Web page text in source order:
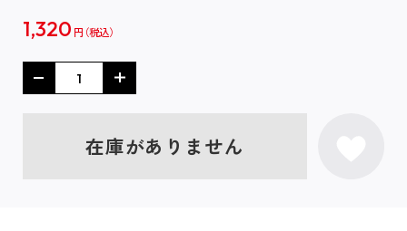
1,320 円
在庫がありません